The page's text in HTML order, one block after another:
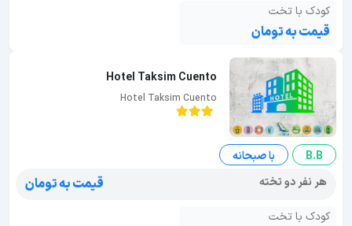
کودک با تخت
قیمت به تومان
Hotel Taksim Cuento
Hotel Taksim Cuento
B.B
با صبحانه
هر نفر دو تخته
قیمت به تومان
کودک با تخت